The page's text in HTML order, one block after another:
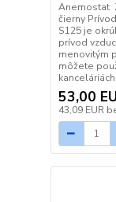
Anemostat
čierny
S125 je
prívod
menovitým
môžete
53,00
43,09 EUR